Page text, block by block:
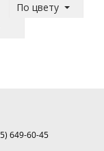
По цвету
649-60-45